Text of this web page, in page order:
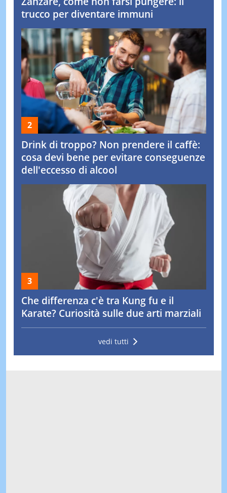
trucco per diventare immuni
Drink di troppo? Non prendere il caffè:
cosa devi bene per evitare conseguenze
dell'eccesso di alcool
Che differenza c'è tra Kung fu e il
Karate? Curiosità sulle due arti marziali
vedi tutti